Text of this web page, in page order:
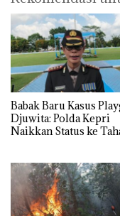
Babak Baru Kasus
Djuwita: Polda Kepri
Naikkan Status ke